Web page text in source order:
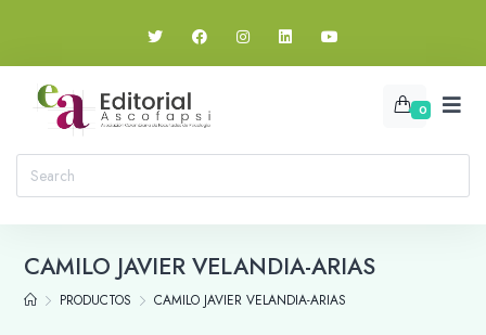
0
CAMILO JAVIER VELANDIA-ARIAS
PRODUCTOS CAMILO JAVIER VELANDIA-ARIAS